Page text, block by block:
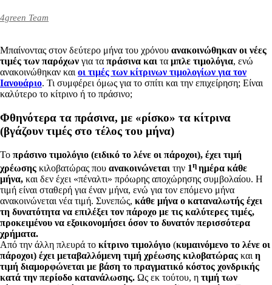
4green Team
Μπαίνοντας στον δεύτερο μήνα του χρόνου ανακοινώθηκαν οι νέες
τιμές των παρόχων για τα πράσινα και τα μπλε τιμολόγια, ενώ
ανακοινώθηκαν καιοι τιμές των κίτρινων τιμολογίων για τον
Ιανουάριο. Τι συμφέρει όμως για το σπίτι και την επιχείρηση; Είναι
καλύτερο το κίτρινο ή το πράσινο;
Φθηνότερα τα πράσινα, με «ρίσκο» τα κίτρινα
(βγάζουν τιμές στο τέλος του μήνα)
Το πράσινο τιμολόγιο (ειδικό το λένε οι πάροχοι), έχει τιμή
χρέωσης κιλοβατώρας που ανακοινώνεται την 1η ημέρα κάθε
μήνα, και δεν έχει «πέναλτι» πρόωρης αποχώρησης συμβολαίου. Η
τιμή είναι σταθερή για έναν μήνα, ενώ για τον επόμενο μήνα
ανακοινώνεται νέα τιμή. Συνεπώς, κάθε μήνα ο καταναλωτής έχει
τη δυνατότητα να επιλέξει τον πάροχο με τις καλύτερες τιμές,
προκειμένου να εξοικονομήσει όσον το δυνατόν περισσότερα
χρήματα.
Από την άλλη πλευρά το κίτρινο τιμολόγιο (κυμαινόμενο το λένε οι
πάροχοι) έχει μεταβαλλόμενη τιμή χρέωσης κιλοβατώρας και η
τιμή διαμορφώνεται με βάση το πραγματικό κόστος χονδρικής
κατά την περίοδο κατανάλωσης. Ως εκ τούτου, η τιμή των